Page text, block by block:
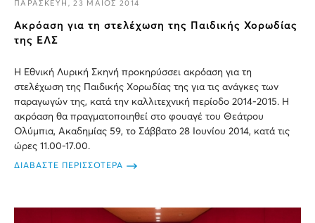
ΠΑΡΑΣΚΕΥΗ, 23 ΜΑΙΟΣ 2014
Ακρόαση για τη στελέχωση της Παιδικής Χορωδίας
της ΕΛΣ
Η Εθνική Λυρική Σκηνή προκηρύσσει ακρόαση για τη
στελέχωση της Παιδικής Χορωδίας της για τις ανάγκες των
παραγωγών της, κατά την καλλιτεχνική περίοδο 2014-2015. Η
ακρόαση θα πραγματοποιηθεί στο φουαγέ του Θεάτρου
Ολύμπια, Ακαδημίας 59, το Σάββατο 28 Ιουνίου 2014, κατά τις
ώρες 11.00-17.00.
ΔΙΑΒΑΣΤΕ ΠΕΡΙΣΣΟΤΕΡΑ